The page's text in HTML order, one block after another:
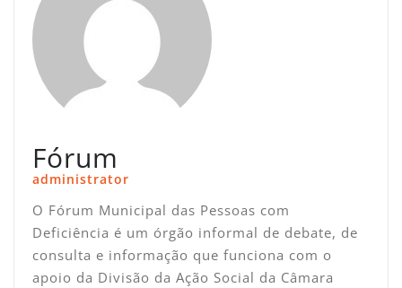
Fórum
administrator
O Fórum Municipal das Pessoas com
Deficiência é um órgão informal de debate, de
consulta e informação que funciona com o
apoio da Divisão da Ação Social da Câmara